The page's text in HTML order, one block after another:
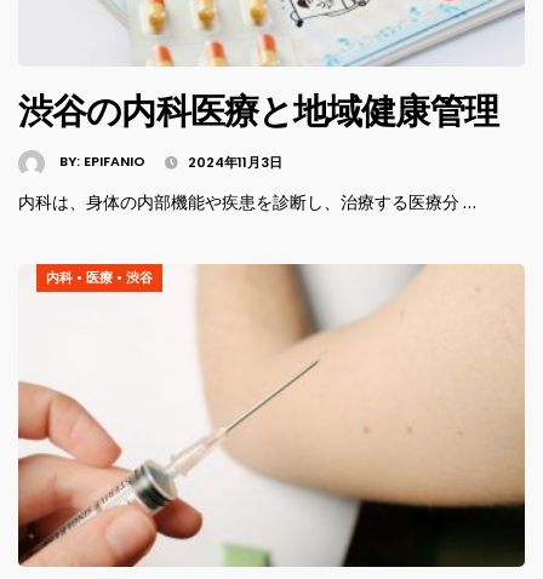
渋谷の内科医療と地域健康管理
BY: EPIFANIO 2024年11月3日
内科は、身体の内部機能や疾患を診断し、治療する医療分 …
内科 • 医療 • 渋谷